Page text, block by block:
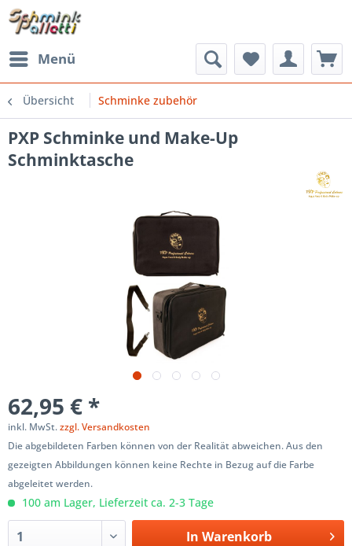
Menü
Übersicht Schminke zubehör
PXP Schminke und Make-Up
Schminktasche
62,95 € *
inkl. MwSt.zzgl. Versandkosten
Die abgebildeten Farben können von der Realität abweichen. Aus den
gezeigten Abbildungen können keine Rechte in Bezug auf die Farbe
abgeleitet werden.
100 am Lager, Lieferzeit ca. 2-3 Tage
In Warenkorb